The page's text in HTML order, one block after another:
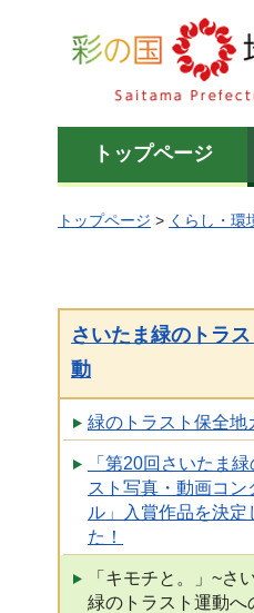
彩の国 埼玉県
トップページ
トップページ > くらし・環
さいたま緑のトラ
動
緑のトラスト保全地
「第20回さいたま
スト写真・動画コン
ル」入賞作品を決定
た！
「キモチと。」~さ
緑のトラスト運動へ